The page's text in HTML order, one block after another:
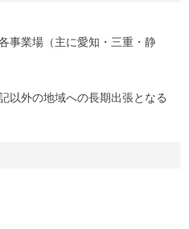
事業場（主に愛知・三重・静
以外の地域への長期出張となる